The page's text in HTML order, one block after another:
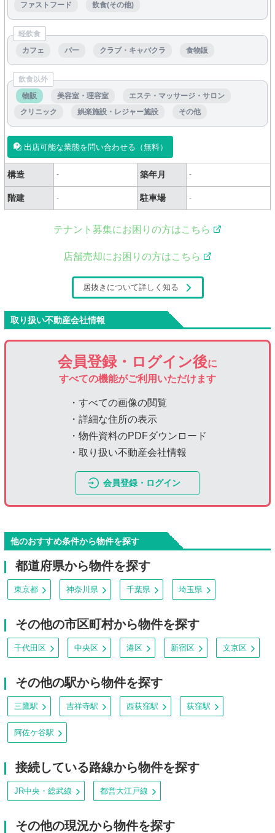
ファストフード
飲食(その他)
軽飲食
カフェ
バー クラブ・キャバクラ 食物販
飲食以外
物販
美容室・理容室
エステ・マッサージ・サロン
クリニック
娯楽施設・レジャー施設 その他
出店可能な業態を問い合わせる（無料）
構造 - 築年月 -
階建 - 駐車場 -
テナント募集にお困りの方はこちら
店舗売却にお困りの方はこちら
居抜きについて詳しく知る
取り扱い不動産会社情報
会員登録・ログイン後に
すべての機能がご利用いただけます
・すべての画像の閲覧
・詳細な住所の表示
・物件資料のPDFダウンロード
・取り扱い不動産会社情報
会員登録・ログイン
他のおすすめ条件から物件を探す
都道府県から物件を探す
東京都 神奈川県 千葉県 埼玉県
その他の市区町村から物件を探す
千代田区 中央区 港区 新宿区 文京区
その他の駅から物件を探す
三鷹駅 吉祥寺駅 西荻窪駅 荻窪駅
阿佐ケ谷駅
接続している路線から物件を探す
JR中央・総武線 都営大江戸線
その他の現況から物件を探す